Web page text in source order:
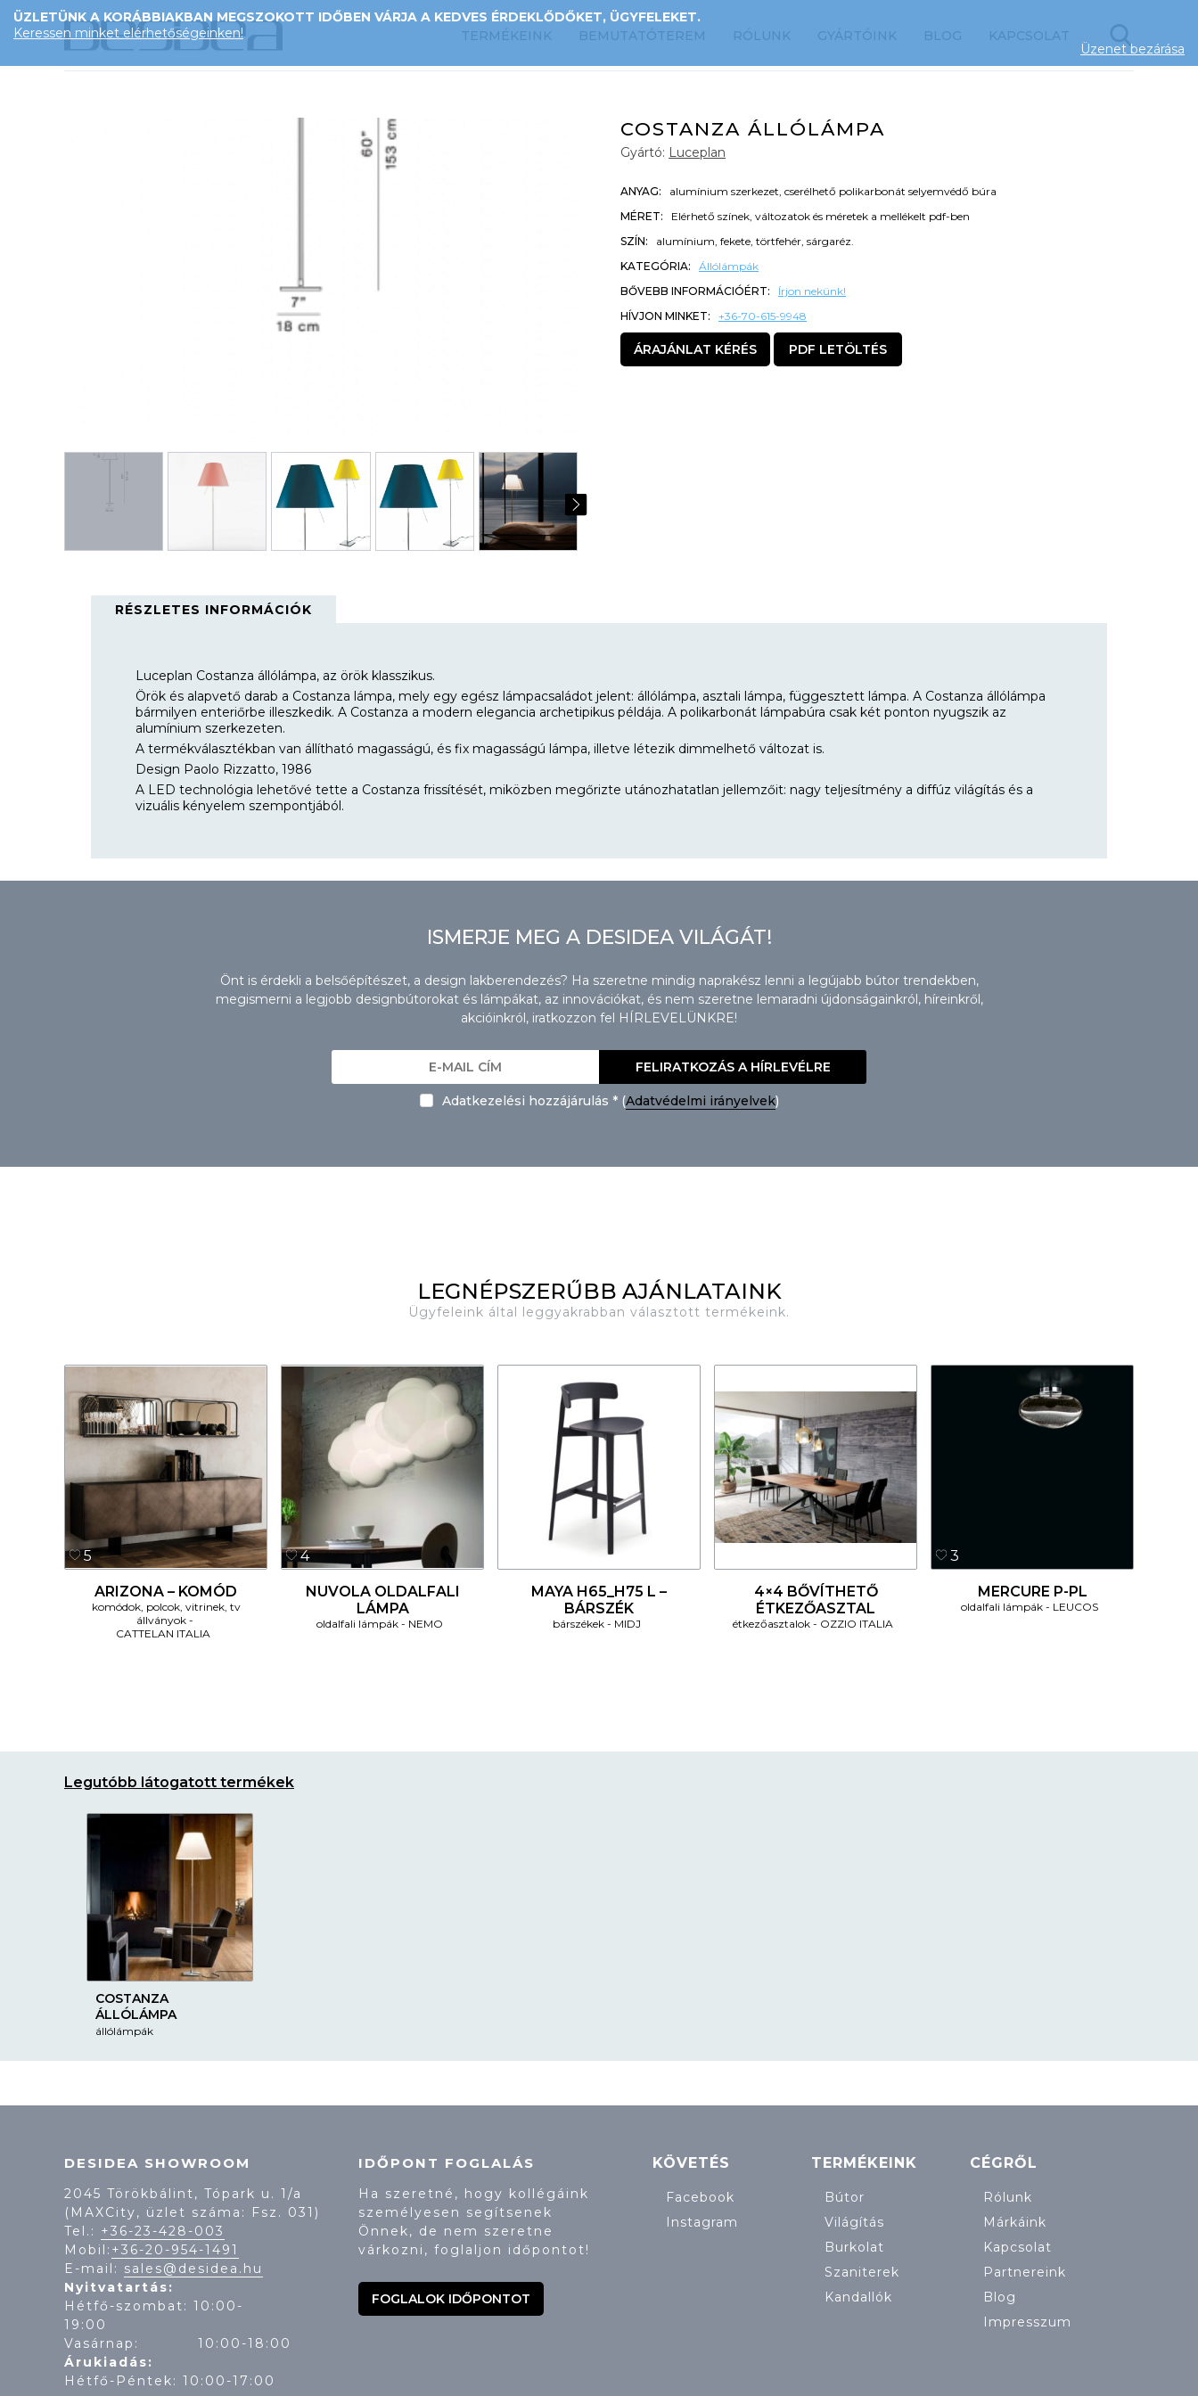
ÜZLETÜNK A KORÁBBIAKBAN MEGSZOKOTT IDŐBEN VÁRJA A KEDVES ÉRDEKLŐDŐKET, ÜGYFELEKET.
Keressen minket elérhetőségeinken!
Üzenet bezárása
TERMÉKEINK BEMUTATÓTEREM RÓLUNK GYÁRTÓINK BLOG KAPCSOLAT
COSTANZA ÁLLÓLÁMPA
Gyártó: Luceplan
ANYAG:
alumínium szerkezet, cserélhető polikarbonát selyemvédő búra
MÉRET:
Elérhető színek, változatok és méretek a mellékelt pdf-ben
SZÍN:
alumínium, fekete, törtfehér, sárgaréz.
KATEGÓRIA:
Állólámpák
BŐVEBB INFORMÁCIÓÉRT:
Írjon nekünk!
HÍVJON MINKET:
+36-70-615-9948
ÁRAJÁNLAT KÉRÉS PDF LETÖLTÉS
RÉSZLETES INFORMÁCIÓK
Luceplan Costanza állólámpa, az örök klasszikus.
Örök és alapvető darab a Costanza lámpa, mely egy egész lámpacsaládot jelent: állólámpa, asztali lámpa, függesztett lámpa. A Costanza állólámpa
bármilyen enteriőrbe illeszkedik. A Costanza a modern elegancia archetipikus példája. A polikarbonát lámpabúra csak két ponton nyugszik az
alumínium szerkezeten.
A termékválasztékban van állítható magasságú, és fix magasságú lámpa, illetve létezik dimmelhető változat is.
Design Paolo Rizzatto, 1986
A LED technológia lehetővé tette a Costanza frissítését, miközben megőrizte utánozhatatlan jellemzőit: nagy teljesítmény a diffúz világítás és a
vizuális kényelem szempontjából.
ISMERJE MEG A DESIDEA VILÁGÁT!
Önt is érdekli a belsőépítészet, a design lakberendezés? Ha szeretne mindig naprakész lenni a legújabb bútor trendekben,
megismerni a legjobb designbútorokat és lámpákat, az innovációkat, és nem szeretne lemaradni újdonságainkról, híreinkről,
akcióinkról, iratkozzon fel HÍRLEVELÜNKRE!
FELIRATKOZÁS A HÍRLEVÉLRE
Adatkezelési hozzájárulás * (Adatvédelmi irányelvek)
LEGNÉPSZERŰBB AJÁNLATAINK
Ügyfeleink által leggyakrabban választott termékeink.
5
ARIZONA – KOMÓD
komódok, polcok, vitrinek, tv
állványok
CATTELAN ITALIA
4
NUVOLA OLDALFALI
LÁMPA
oldalfali lámpák NEMO
MAYA H65_H75 L –
BÁRSZÉK
bárszékek MIDJ
4×4 BŐVÍTHETŐ
ÉTKEZŐASZTAL
étkezőasztalok OZZIO ITALIA
3
MERCURE P-PL
oldalfali lámpák LEUCOS
Legutóbb látogatott termékek
COSTANZA
ÁLLÓLÁMPA
állólámpák
DESIDEA SHOWROOM
2045 Törökbálint, Tópark u. 1/a
(MAXCity, üzlet száma: Fsz. 031)
Tel.: +36-23-428-003
Mobil: +36-20-954-1491
E-mail: sales@desidea.hu
Nyitvatartás:
Hétfő-szombat: 10:00-
19:00
Vasárnap: 10:00-18:00
Árukiadás:
Hétfő-Péntek: 10:00-17:00
IDŐPONT FOGLALÁS
Ha szeretné, hogy kollégáink
személyesen segítsenek
Önnek, de nem szeretne
várkozni, foglaljon időpontot!
FOGLALOK IDŐPONTOT
KÖVETÉS
Facebook
Instagram
TERMÉKEINK
Bútor
Világítás
Burkolat
Szaniterek
Kandallók
CÉGRŐL
Rólunk
Márkáink
Kapcsolat
Partnereink
Blog
Impresszum